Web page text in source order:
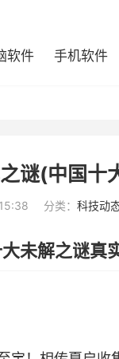
软件 手机软件
谜(中国十
分类： 科技动
未解之谜真